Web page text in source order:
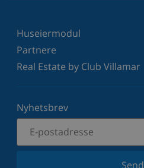
Huseiermodul
Partnere
Real Estate by Club Villamar
Nyhetsbrev
Send